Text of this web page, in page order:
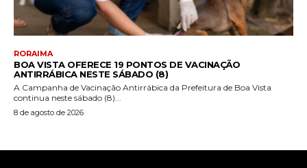
RORAIMA
BOA VISTA OFERECE 19 PONTOS DE VACINAÇÃO
ANTIRRÁBICA NESTE SÁBADO (8)
A Campanha de Vacinação Antirrábica da Prefeitura de Boa Vista
continua neste sábado (8)...
8 de agosto de 2026